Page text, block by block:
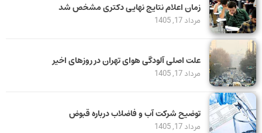
زمان اعلام نتایج نهایی دکتری مشخص شد
مرداد 17, 1405
علت اصلی آلودگی هوای تهران در روزهای اخیر
مرداد 17, 1405
توضیح شرکت آب و فاضلاب درباره قبوض
مرداد 17, 1405